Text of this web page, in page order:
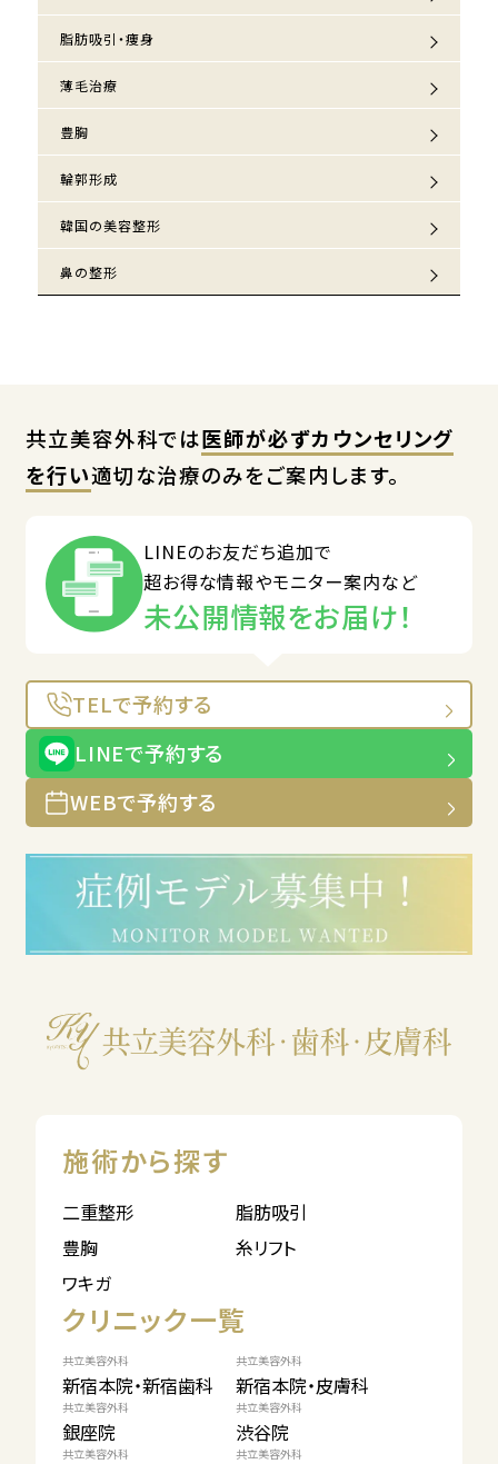
脂肪吸引・痩身
薄毛治療
豊胸
輪郭形成
韓国の美容整形
鼻の整形
共立美容外科では医師が必ずカウンセリング
を行い適切な治療のみをご案内します。
LINEのお友だち追加で
超お得な情報やモニター案内など
未公開情報をお届け！
TELで予約する
LINEで予約する
WEBで予約する
施術から探す
二重整形
脂肪吸引
豊胸
糸リフト
ワキガ
クリニック一覧
共立美容外科
新宿本院・新宿歯科
共立美容外科
新宿本院・皮膚科
共立美容外科
銀座院
共立美容外科
渋谷院
共立美容外科 共立美容外科